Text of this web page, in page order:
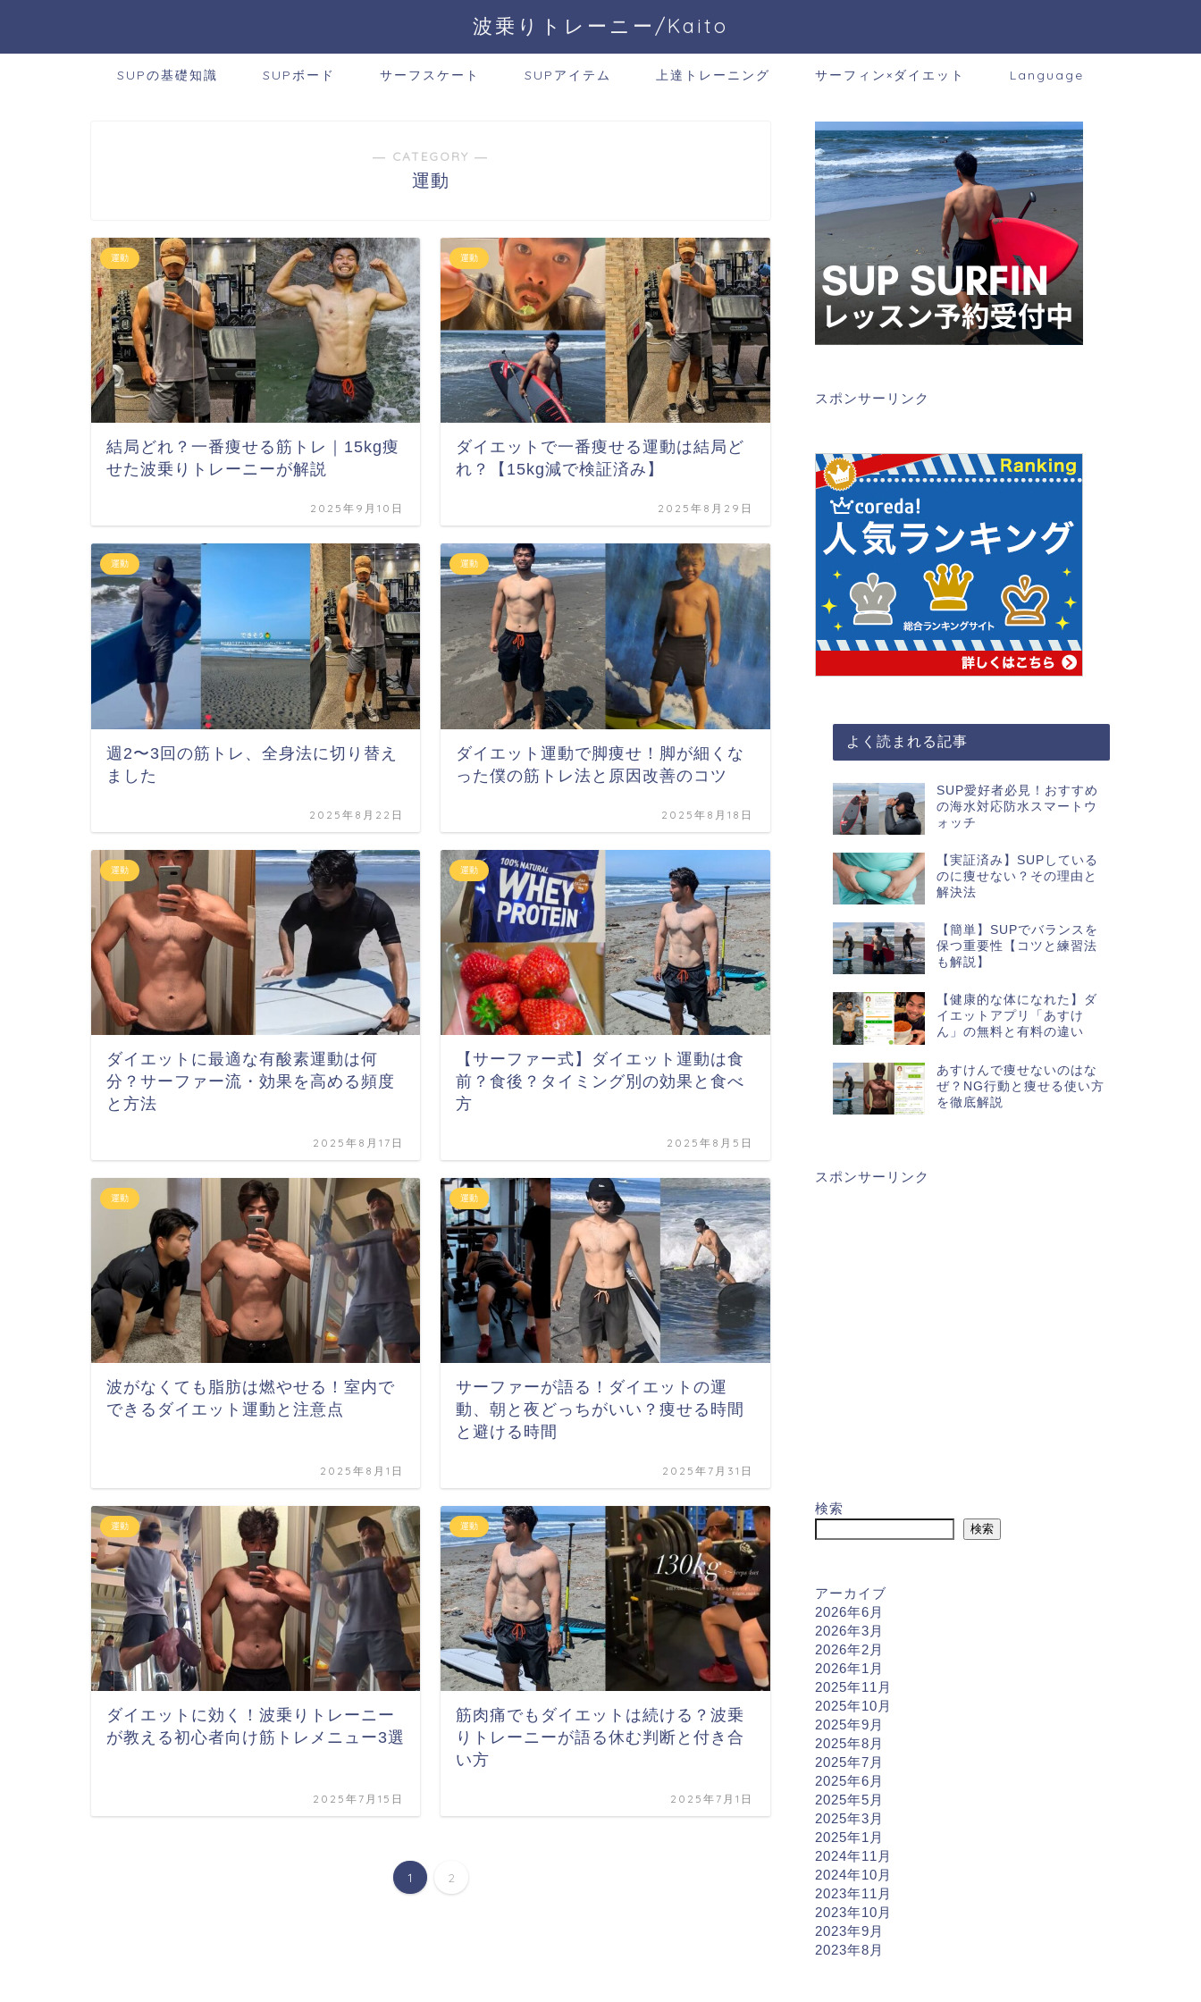
波乗りトレーニー/Kaito
SUPの基礎知識 SUPボード サーフスケート SUPアイテム 上達トレーニング サーフィン×ダイエット Language
― CATEGORY ―
運動
運動
結局どれ？一番痩せる筋トレ｜15kg痩
せた波乗りトレーニーが解説
2025年9月10日
運動
ダイエットで一番痩せる運動は結局ど
れ？【15kg減で検証済み】
2025年8月29日
運動
週2〜3回の筋トレ、全身法に切り替え
ました
2025年8月22日
運動
ダイエット運動で脚痩せ！脚が細くな
った僕の筋トレ法と原因改善のコツ
2025年8月18日
運動
ダイエットに最適な有酸素運動は何
分？サーファー流・効果を高める頻度
と方法
2025年8月17日
運動
【サーファー式】ダイエット運動は食
前？食後？タイミング別の効果と食べ
方
2025年8月5日
運動
波がなくても脂肪は燃やせる！室内で
できるダイエット運動と注意点
2025年8月1日
運動
サーファーが語る！ダイエットの運
動、朝と夜どっちがいい？痩せる時間
と避ける時間
2025年7月31日
運動
ダイエットに効く！波乗りトレーニー
が教える初心者向け筋トレメニュー3選
2025年7月15日
運動
筋肉痛でもダイエットは続ける？波乗
りトレーニーが語る休む判断と付き合
い方
2025年7月1日
1 2
スポンサーリンク
よく読まれる記事
SUP愛好者必見！おすすめ
の海水対応防水スマートウ
ォッチ
【実証済み】SUPしている
のに痩せない？その理由と
解決法
【簡単】SUPでバランスを
保つ重要性【コツと練習法
も解説】
【健康的な体になれた】ダ
イエットアプリ「あすけ
ん」の無料と有料の違い
あすけんで痩せないのはな
ぜ？NG行動と痩せる使い方
を徹底解説
スポンサーリンク
検索
検索
アーカイブ
2026年6月
2026年3月
2026年2月
2026年1月
2025年11月
2025年10月
2025年9月
2025年8月
2025年7月
2025年6月
2025年5月
2025年3月
2025年1月
2024年11月
2024年10月
2023年11月
2023年10月
2023年9月
2023年8月